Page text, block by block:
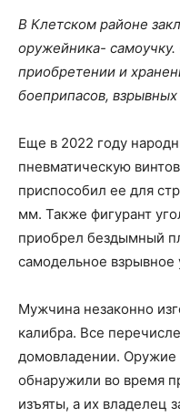
В Клетском районе
оружейника-
приобретении и
боеприпасов,
Еще в 2022 году
пневматическую
приспособил ее для
мм. Также фигурант
приобрел бездымный
самодельное взрывное
Мужчина незаконно
калибра. Все
домовладении. Оружие
обнаружили во время
изъяты, а их владелец